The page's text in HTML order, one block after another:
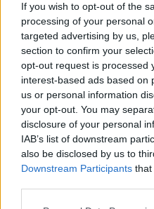
If you wish to opt-out of the
processing of your personal
targeted advertising by us,
section to confirm your
opt-out request is processed
interest-based ads based on
us or personal information
your opt-out. You may
disclosure of your personal
IAB’s list of downstream
also be disclosed by us to
Downstream Participants that
Αυτά είναι τα σημάδια
είναι παραμελημένος
πριν 18 λεπτά
Rihanna: Χορεύει
διάρκεια κρουαζιέρας στα
πριν 18 λεπτά
Βάζουμε το ψωμί του τοστ
πραγματικά
πριν 18 λεπτά